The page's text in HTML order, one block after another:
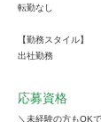
転勤なし
【勤務スタイル】
出社勤務
応募資格
＼未経験の方もOK